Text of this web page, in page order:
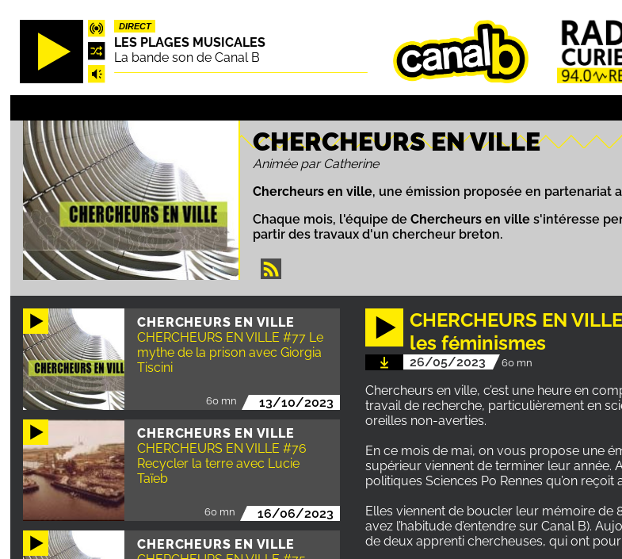
Aller
principal
DIRECT
LES PLAGES MUSICALES
La bande son de Canal B
CHERCHEURS EN VILLE
Animée par Catherine
Chercheurs en ville, une émission proposée en partenariat
Chaque mois, l'équipe deChercheurs en ville s'intéresse
partir des travaux d'un chercheur breton.
CHERCHEURS EN VILLE
CHERCHEURS EN VILLE #77 Le
mythe de la prison avec Giorgia
Tiscini
60 mn 13/10/2023
CHERCHEURS EN VILLE
CHERCHEURS EN VILLE #76
Recycler la terre avec Lucie
Taïeb
60 mn 16/06/2023
CHERCHEURS EN VILLE
CHERCHEURS EN
les féminismes
26/05/2023 60 mn
Chercheurs en ville, c’est une heure en
travail de recherche, particulièrement en
oreilles non-averties.
En ce mois de mai, on vous propose une
supérieur viennent de terminer leur année.
politiques Sciences Po Rennes qu’on reçoit
Elles viennent de boucler leur mémoire de
avez l’habitude d’entendre sur Canal B).
de deux apprenti chercheuses, qui ont